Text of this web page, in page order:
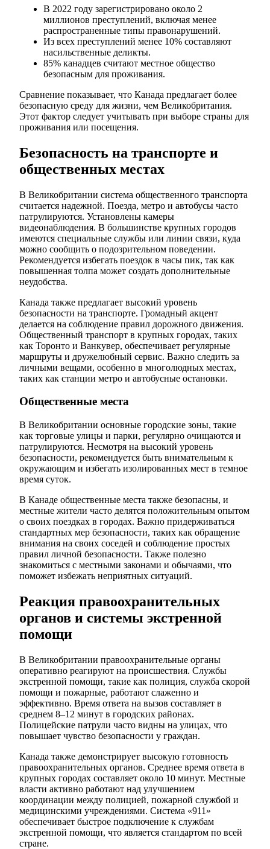
В 2022 году зарегистрировано около 2
миллионов преступлений, включая менее
распространенные типы правонарушений.
Из всех преступлений менее 10% составляют
насильственные деликты.
85% канадцев считают местное общество
безопасным для проживания.
Сравнение показывает, что Канада предлагает более
безопасную среду для жизни, чем Великобритания.
Этот фактор следует учитывать при выборе страны для
проживания или посещения.
Безопасность на транспорте и
общественных местах
В Великобритании система общественного транспорта
считается надежной. Поезда, метро и автобусы часто
патрулируются. Установлены камеры
видеонаблюдения. В большинстве крупных городов
имеются специальные службы или линии связи, куда
можно сообщить о подозрительном поведении.
Рекомендуется избегать поездок в часы пик, так как
повышенная толпа может создать дополнительные
неудобства.
Канада также предлагает высокий уровень
безопасности на транспорте. Громадный акцент
делается на соблюдение правил дорожного движения.
Общественный транспорт в крупных городах, таких
как Торонто и Ванкувер, обеспечивает регулярные
маршруты и дружелюбный сервис. Важно следить за
личными вещами, особенно в многолюдных местах,
таких как станции метро и автобусные остановки.
Общественные места
В Великобритании основные городские зоны, такие
как торговые улицы и парки, регулярно очищаются и
патрулируются. Несмотря на высокий уровень
безопасности, рекомендуется быть внимательным к
окружающим и избегать изолированных мест в темное
время суток.
В Канаде общественные места также безопасны, и
местные жители часто делятся положительным опытом
о своих поездках в городах. Важно придерживаться
стандартных мер безопасности, таких как обращение
внимания на своих соседей и соблюдение простых
правил личной безопасности. Также полезно
знакомиться с местными законами и обычаями, что
поможет избежать неприятных ситуаций.
Реакция правоохранительных
органов и системы экстренной
помощи
В Великобритании правоохранительные органы
оперативно реагируют на происшествия. Службы
экстренной помощи, такие как полиция, служба скорой
помощи и пожарные, работают слаженно и
эффективно. Время ответа на вызов составляет в
среднем 8–12 минут в городских районах.
Полицейские патрули часто видны на улицах, что
повышает чувство безопасности у граждан.
Канада также демонстрирует высокую готовность
правоохранительных органов. Среднее время ответа в
крупных городах составляет около 10 минут. Местные
власти активно работают над улучшением
координации между полицией, пожарной службой и
медицинскими учреждениями. Система «911»
обеспечивает быстрое подключение к службам
экстренной помощи, что является стандартом по всей
стране.